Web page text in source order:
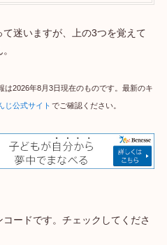
迷いますが、上の3つを覚えて
2026年8月3日現在のものです。最新のキ
じ公式サイト でご確認ください。
ードです。チェックしてくださ